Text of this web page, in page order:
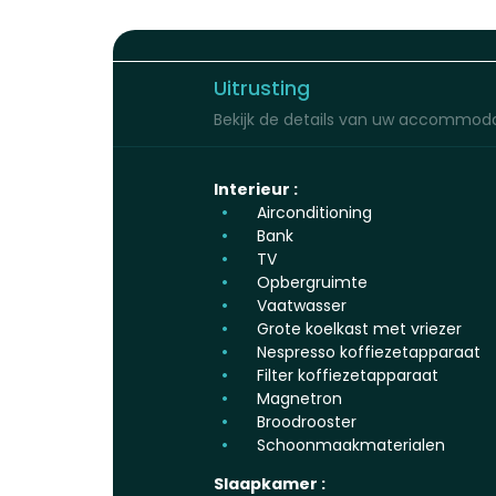
Uitrusting
Bekijk de details van uw
Interieur :
Airconditioning
Bank
TV
Opbergruimte
Vaatwasser
Grote koelkast met vriezer
Nespresso koffiezetapparaat
Filter koffiezetapparaat
Magnetron
Broodrooster
Schoonmaakmaterialen
Slaapkamer :